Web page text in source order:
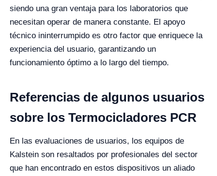
siendo una gran ventaja para los laboratorios que
necesitan operar de manera constante. El apoyo
técnico ininterrumpido es otro factor que enriquece la
experiencia del usuario, garantizando un
funcionamiento óptimo a lo largo del tiempo.
Referencias de algunos usuarios
sobre los Termocicladores PCR
En las evaluaciones de usuarios, los equipos de
Kalstein son resaltados por profesionales del sector
que han encontrado en estos dispositivos un aliado